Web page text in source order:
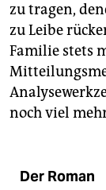
zu tragen,
zu Leibe
Familie stets
noch viel
Der Roman